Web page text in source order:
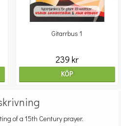
Gitarrbus 1
239 kr
KÖP
of a 15th Century prayer.